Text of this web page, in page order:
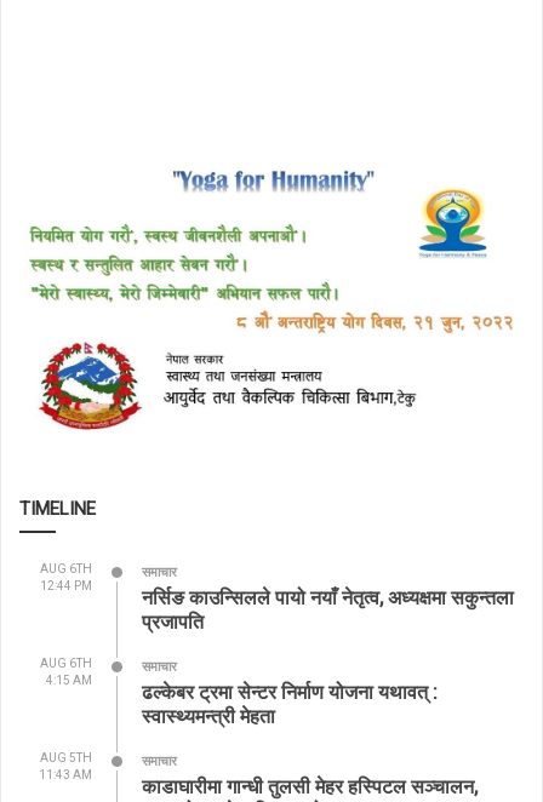
TIMELINE
AUG 6TH
12:44 PM
समाचार
नर्सिङ काउन्सिलले पायो नयाँ नेतृत्व, अध्यक्षमा सकुन्तला
प्रजापति
AUG 6TH
4:15 AM
समाचार
ढल्केबर ट्रमा सेन्टर निर्माण योजना यथावत् :
स्वास्थ्यमन्त्री मेहता
AUG 5TH
11:43 AM
समाचार
काडाघारीमा गान्धी तुलसी मेहर हस्पिटल सञ्चालन,